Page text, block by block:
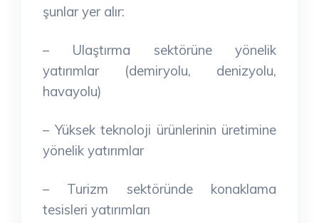
şunlar yer alır:
– Ulaştırma sektörüne yönelik
yatırımlar (demiryolu, denizyolu,
havayolu)
– Yüksek teknoloji ürünlerinin üretimine
yönelik yatırımlar
– Turizm sektöründe konaklama
tesisleri yatırımları